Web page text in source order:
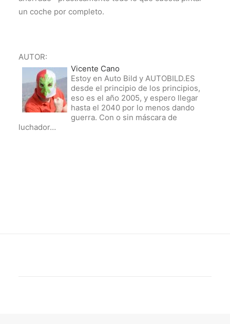
un coche por completo.
AUTOR:
Vicente Cano
Estoy en Auto Bild y AUTOBILD.ES
desde el principio de los principios,
eso es el año 2005, y espero llegar
hasta el 2040 por lo menos dando
guerra. Con o sin máscara de
luchador…